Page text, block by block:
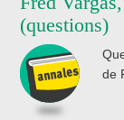
(questions)
de